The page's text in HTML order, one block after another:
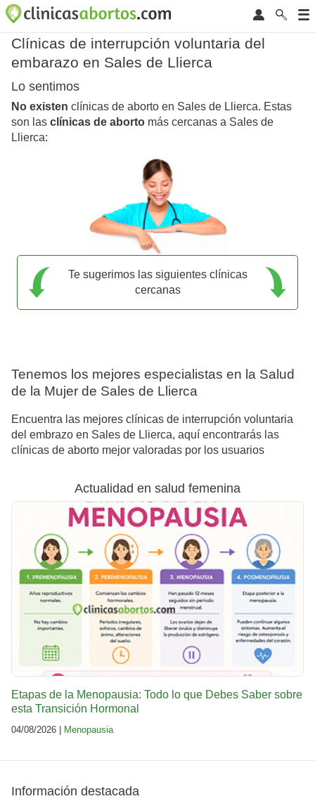
Clínicas de interrupción voluntaria del
embarazo en Sales de Llierca
Lo sentimos
No existen clínicas de aborto en Sales de Llierca. Estas
son las clínicas de aborto más cercanas a Sales de
Llierca:
Te sugerimos las siguientes clínicas
cercanas
Tenemos los mejores especialistas en la Salud
de la Mujer de Sales de Llierca
Encuentra las mejores clínicas de interrupción voluntaria
del embrazo en Sales de Llierca, aquí encontrarás las
clínicas de aborto mejor valoradas por los usuarios
Actualidad en salud femenina
Etapas de la Menopausia: Todo lo que Debes Saber sobre
esta Transición Hormonal
04/08/2026 | Menopausia
Información destacada